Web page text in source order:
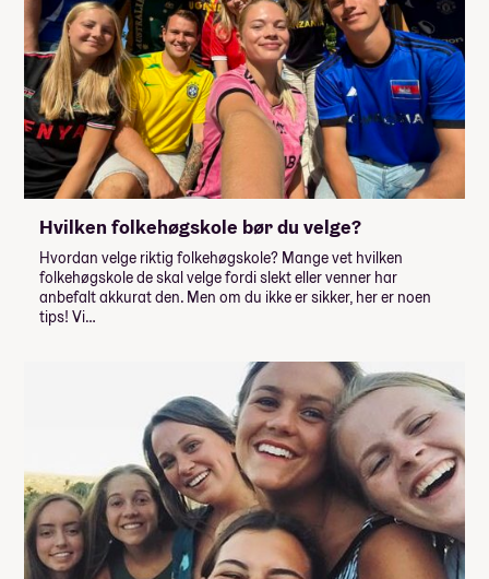
Hvilken folkehøgskole bør du velge?
Hvordan velge riktig folkehøgskole? Mange vet hvilken
folkehøgskole de skal velge fordi slekt eller venner har
anbefalt akkurat den. Men om du ikke er sikker, her er noen
tips! Vi…